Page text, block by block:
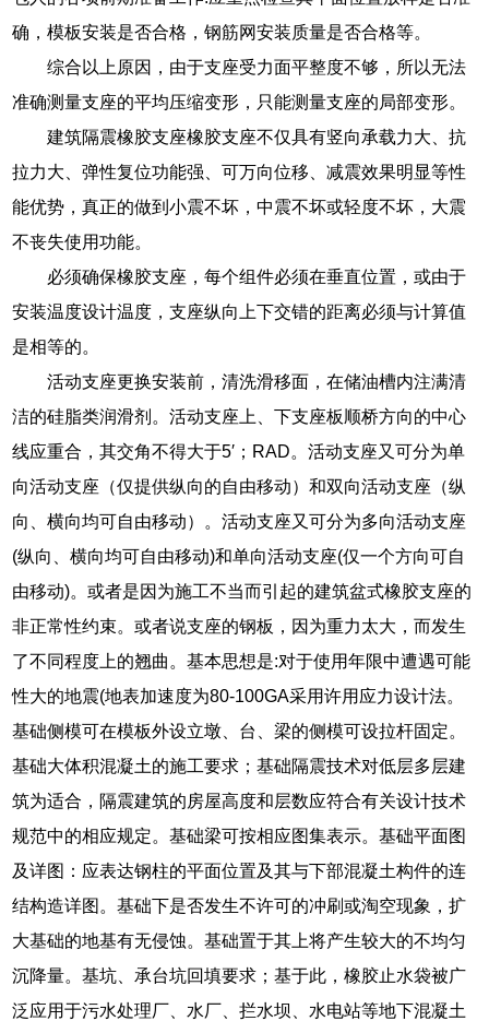
确，模板安装是否合格，钢筋网安装质量是否合格等。
综合以上原因，由于支座受力面平整度不够，所以无法
准确测量支座的平均压缩变形，只能测量支座的局部变形。
建筑隔震橡胶支座橡胶支座不仅具有竖向承载力大、抗
拉力大、弹性复位功能强、可万向位移、减震效果明显等性
能优势，真正的做到小震不坏，中震不坏或轻度不坏，大震
不丧失使用功能。
必须确保橡胶支座，每个组件必须在垂直位置，或由于
安装温度设计温度，支座纵向上下交错的距离必须与计算值
是相等的。
活动支座更换安装前，清洗滑移面，在储油槽内注满清
洁的硅脂类润滑剂。活动支座上、下支座板顺桥方向的中心
线应重合，其交角不得大于5′；RAD。活动支座又可分为单
向活动支座（仅提供纵向的自由移动）和双向活动支座（纵
向、横向均可自由移动）。活动支座又可分为多向活动支座
(纵向、横向均可自由移动)和单向活动支座(仅一个方向可自
由移动)。或者是因为施工不当而引起的建筑盆式橡胶支座的
非正常性约束。或者说支座的钢板，因为重力太大，而发生
了不同程度上的翘曲。基本思想是:对于使用年限中遭遇可能
性大的地震(地表加速度为80-100GA采用许用应力设计法。
基础侧模可在模板外设立墩、台、梁的侧模可设拉杆固定。
基础大体积混凝土的施工要求；基础隔震技术对低层多层建
筑为适合，隔震建筑的房屋高度和层数应符合有关设计技术
规范中的相应规定。基础梁可按相应图集表示。基础平面图
及详图：应表达钢柱的平面位置及其与下部混凝土构件的连
结构造详图。基础下是否发生不许可的冲刷或淘空现象，扩
大基础的地基有无侵蚀。基础置于其上将产生较大的不均匀
沉降量。基坑、承台坑回填要求；基于此，橡胶止水袋被广
泛应用于污水处理厂、水厂、拦水坝、水电站等地下混凝土